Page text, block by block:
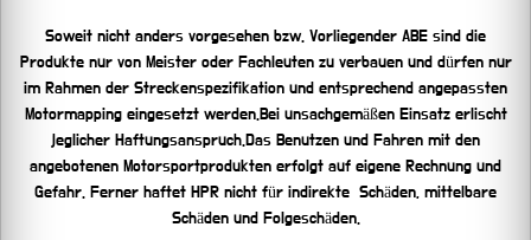
Soweit nicht anders vorgesehen bzw. Vorliegender ABE sind die
Produkte nur von Meister oder Fachleuten zu verbauen und dürfen nur
im Rahmen der Streckenspezifikation und entsprechend angepassten
Motormapping eingesetzt werden.Bei unsachgemäßen Einsatz erlischt
jeglicher Haftungsanspruch.Das Benutzen und Fahren mit den
angebotenen Motorsportprodukten erfolgt auf eigene Rechnung und
Gefahr. Ferner haftet HPR nicht für indirekte Schäden, mittelbare
Schäden und Folgeschäden.